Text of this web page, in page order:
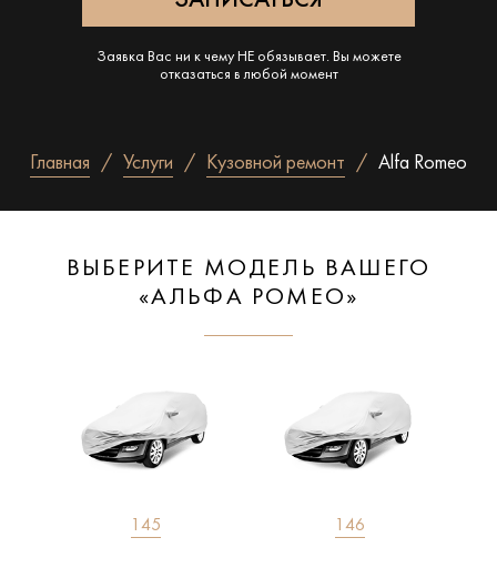
Заявка Вас ни к чему НЕ обязывает. Вы можете
отказаться в любой момент
Главная Услуги Кузовной ремонт Alfa Romeo
ВЫБЕРИТЕ МОДЕЛЬ ВАШЕГО
«АЛЬФА РОМЕО»
145 146